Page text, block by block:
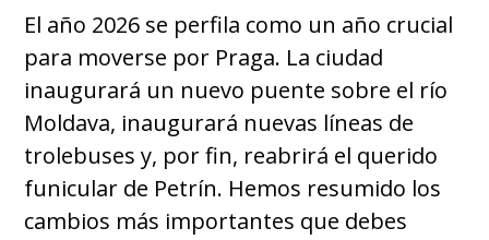
El año 2026 se perfila como un año crucial
para moverse por Praga. La ciudad
inaugurará un nuevo puente sobre el río
Moldava, inaugurará nuevas líneas de
trolebuses y, por fin, reabrirá el querido
funicular de Petrín. Hemos resumido los
cambios más importantes que debes